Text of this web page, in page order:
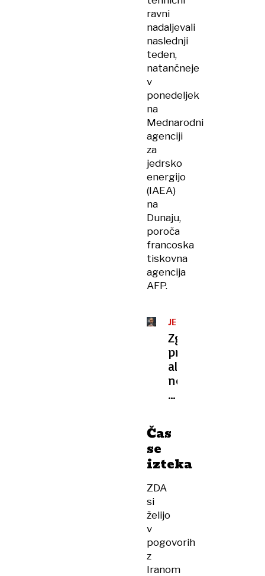
ravni
nadaljevali
naslednji
teden,
natančneje
v
ponedeljek
na
Mednarodni
agenciji
za
jedrsko
energijo
(IAEA)
na
Dunaju,
poroča
francoska
tiskovna
agencija
AFP.
JEDRSKI
SPORAZUM
Zgodovinska
priložnost
ali
nova
slepa
in
znova
Čas
se
izteka
ZDA
si
želijo
v
pogovorih
z
Iranom